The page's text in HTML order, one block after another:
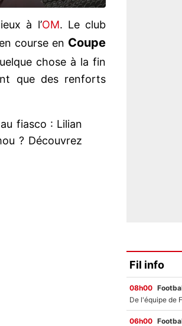
à l’OM. Le club
course en Coupe
chose à la fin
que des renforts
fiasco : Lilian
? Découvrez
Fil info
08h00
06h00